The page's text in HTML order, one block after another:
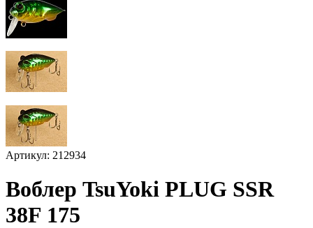
Артикул: 212934
Воблер TsuYoki PLUG SSR
38F 175